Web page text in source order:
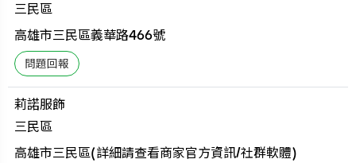
三民區
高雄市三民區義華路466號
莉諾服飾
三民區
高雄市三民區(詳細請查看商家官方資訊/社群軟體)